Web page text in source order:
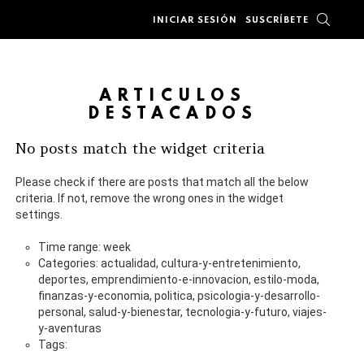
INICIAR SESIÓN SUSCRÍBETE
ARTÍCULOS
DESTACADOS
No posts match the widget criteria
Please check if there are posts that match all the below
criteria. If not, remove the wrong ones in the widget
settings.
Time range: week
Categories: actualidad, cultura-y-entretenimiento,
deportes, emprendimiento-e-innovacion, estilo-moda,
finanzas-y-economia, politica, psicologia-y-desarrollo-
personal, salud-y-bienestar, tecnologia-y-futuro, viajes-
y-aventuras
Tags: